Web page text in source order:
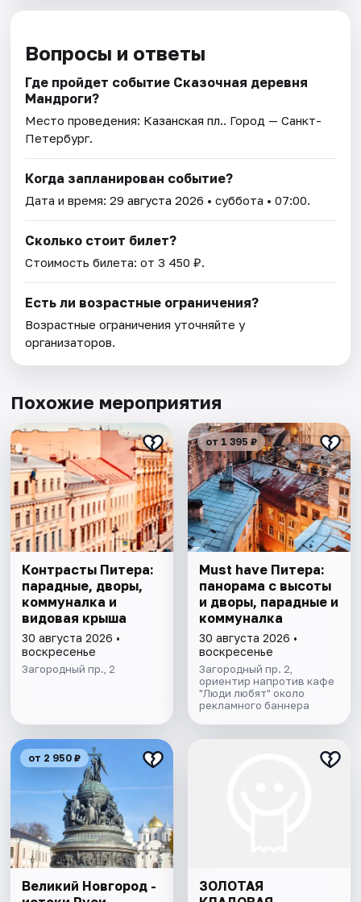
Вопросы и ответы
Где пройдет событие Сказочная деревня
Мандроги?
Место проведения: Казанская пл.. Город — Санкт-
Петербург.
Когда запланирован событие?
Дата и время:29 августа 2026 • суббота • 07:00.
Сколько стоит билет?
Стоимость билета: от 3 450 ₽.
Есть ли возрастные ограничения?
Возрастные ограничения уточняйте у
организаторов.
Похожие мероприятия
Контрасты Питера:
парадные, дворы,
коммуналка и
видовая крыша
30 августа 2026 •
воскресенье
Загородный пр., 2
от 1 395 ₽
Must have Питера:
панорама с высоты
и дворы, парадные и
коммуналка
30 августа 2026 •
воскресенье
Загородный пр. 2,
ориентир напротив кафе
"Люди любят" около
рекламного баннера
от 2 950 ₽
Великий Новгород -
ЗОЛОТАЯ